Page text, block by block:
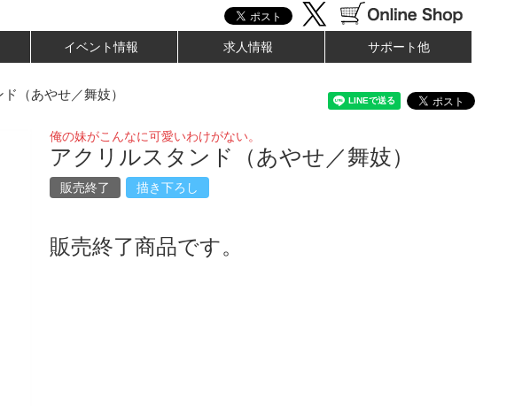
イベント情報 求人情報 サポート他
（あやせ／舞妓）
俺の妹がこんなに可愛いわけがない。
アクリルスタンド（あやせ／舞妓）
販売終了 描き下ろし
販売終了商品です。